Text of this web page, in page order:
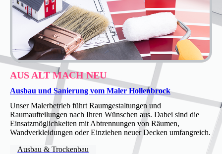
AUS ALT MACH NEU
Ausbau und Sanierung vom Maler Hollenbrock
Unser Malerbetrieb führt Raumgestaltungen und
Raumaufteilungen nach Ihren Wünschen aus. Dabei sind die
Einsatzmöglichkeiten mit Abtrennungen von Räumen,
Wandverkleidungen oder Einziehen neuer Decken umfangreich.
Ausbau & Trockenbau